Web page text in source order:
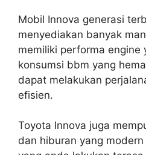
Mobil Innova generasi
menyediakan banyak
memiliki performa engine
konsumsi bbm yang
dapat melakukan
efisien.
Toyota Innova juga
dan hiburan yang